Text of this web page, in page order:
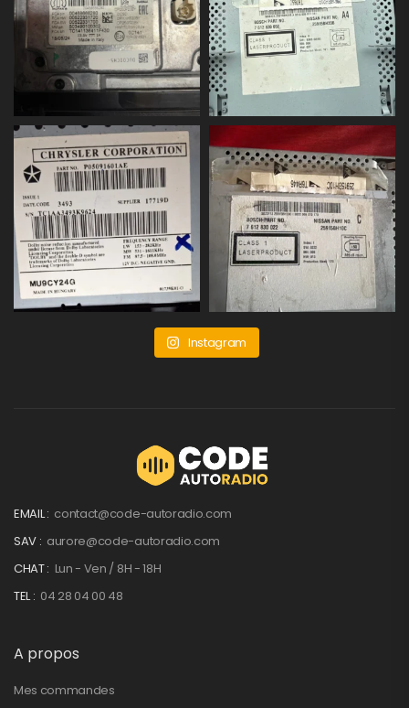
Instagram
EMAIL : contact@code-autoradio.com
SAV : aurore@code-autoradio.com
CHAT : Lun - Ven / 8H - 18H
TEL : 04 28 04 00 48
A propos
Mes commandes